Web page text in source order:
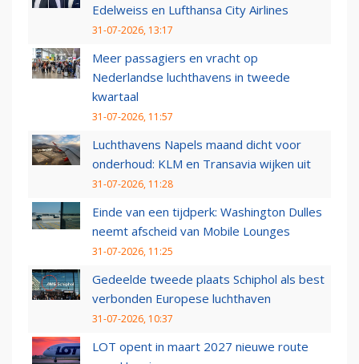
Edelweiss en Lufthansa City Airlines
31-07-2026, 13:17
Meer passagiers en vracht op
Nederlandse luchthavens in tweede
kwartaal
31-07-2026, 11:57
Luchthavens Napels maand dicht voor
onderhoud: KLM en Transavia wijken uit
31-07-2026, 11:28
Einde van een tijdperk: Washington Dulles
neemt afscheid van Mobile Lounges
31-07-2026, 11:25
Gedeelde tweede plaats Schiphol als best
verbonden Europese luchthaven
31-07-2026, 10:37
LOT opent in maart 2027 nieuwe route